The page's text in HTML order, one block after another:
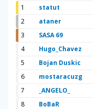
1 statut
2
ataner
3
SASA 69
4
Hugo_Chavez
5
Bojan Duskic
6
mostaracuzg
7
_ANGELO_
8
BoBaR